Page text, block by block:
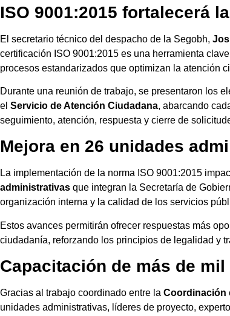
ISO 9001:2015 fortalecerá
El secretario técnico del despacho de la Segobh,
certificación ISO 9001:2015 es una herramienta
procesos estandarizados que optimizan la atención
Durante una reunión de trabajo, se presentaron los
el Servicio de Atención Ciudadana, abarcando
seguimiento, atención, respuesta y cierre de
Mejora en 26 unidades
La implementación de la norma ISO 9001:2015
administrativas que integran la Secretaría de
organización interna y la calidad de los servicios
Estos avances permitirán ofrecer respuestas más
ciudadanía, reforzando los principios de legalidad y
Capacitación de más de
Gracias al trabajo coordinado entre la Coordinación
unidades administrativas, líderes de proyecto,